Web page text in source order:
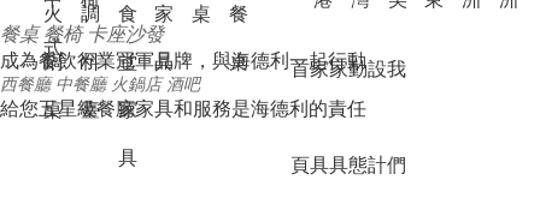
首
頁
家
具
家
具
動
態
設
計
我
們
火
鍋
桌
調
料
臺
食
堂
家
具
家
具
桌 餐
桌
式
餐桌 餐椅 卡座沙發
成為餐飲行業冠軍品牌，與海德利一起行動
西餐廳 中餐廳 火鍋店 酒吧
給您五星級餐廳家具和服務是海德利的責任